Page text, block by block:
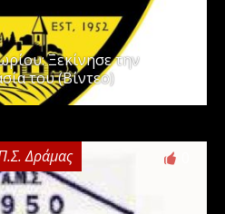
Ξεκίνησε την
του (Βίντεο)
Δράμας